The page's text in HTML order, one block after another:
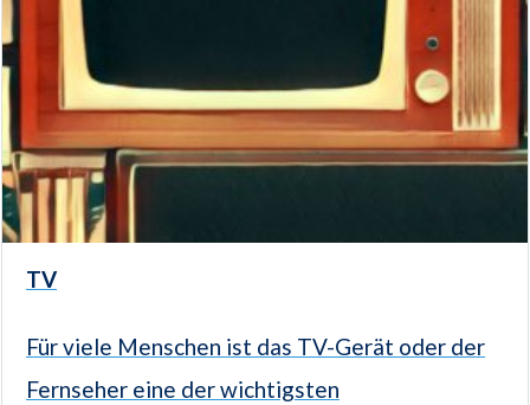
TV
Für viele Menschen ist das TV-Gerät oder der
Fernseher eine der wichtigsten